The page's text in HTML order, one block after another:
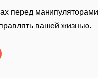
перед манипуляторами
вашей жизнью.